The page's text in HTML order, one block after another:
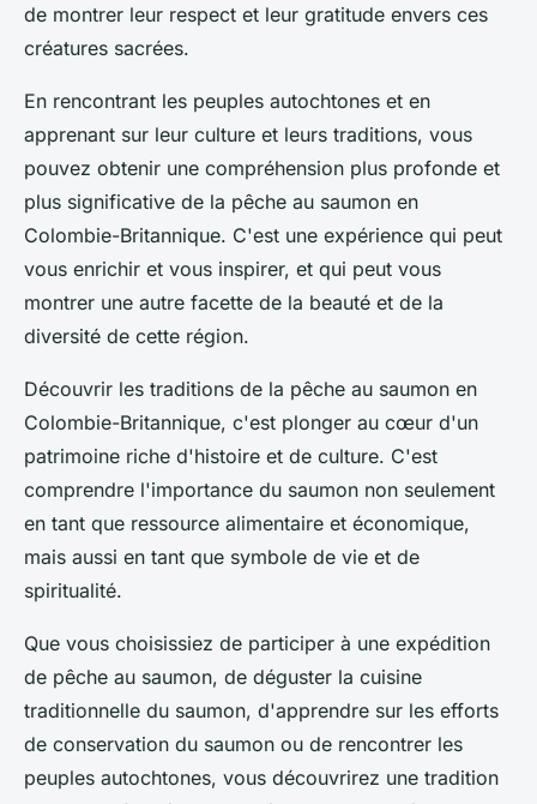
de montrer leur respect et leur gratitude envers ces
créatures sacrées.
En rencontrant les peuples autochtones et en
apprenant sur leur culture et leurs traditions, vous
pouvez obtenir une compréhension plus profonde et
plus significative de la pêche au saumon en
Colombie-Britannique. C'est une expérience qui peut
vous enrichir et vous inspirer, et qui peut vous
montrer une autre facette de la beauté et de la
diversité de cette région.
Découvrir les traditions de la pêche au saumon en
Colombie-Britannique, c'est plonger au cœur d'un
patrimoine riche d'histoire et de culture. C'est
comprendre l'importance du saumon non seulement
en tant que ressource alimentaire et économique,
mais aussi en tant que symbole de vie et de
spiritualité.
Que vous choisissiez de participer à une expédition
de pêche au saumon, de déguster la cuisine
traditionnelle du saumon, d'apprendre sur les efforts
de conservation du saumon ou de rencontrer les
peuples autochtones, vous découvrirez une tradition